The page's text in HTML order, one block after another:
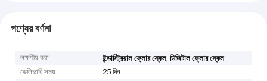
পণ্যের বর্ণনা
লক্ষণীয় করা ইন্ডাস্ট্রিয়াল ফ্লোর স্কেল,ডিজিটাল ফ্লোর স্কেল
ডেলিভারি সময়
25 দিন